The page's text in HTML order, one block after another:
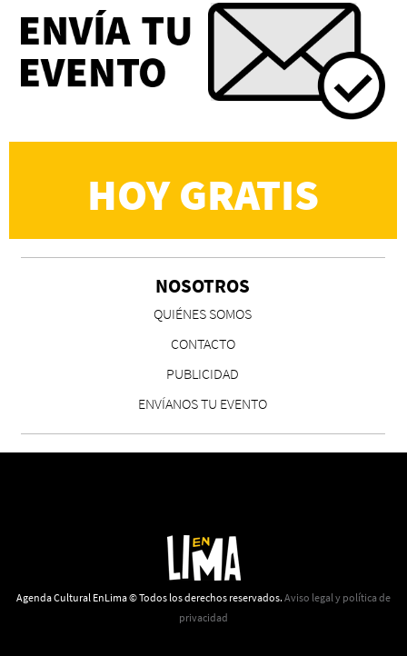
Eva Valero Juan: "Una mirada que construía un
universo donde lo único verdaderamente
importante eran los amigos y la literatura"
Martín Carrasco
CS, de José María Salazar
Invitadxs EnLima
Reseña: Lienzos de Solobones
Marco Yanayaco ...
HOY GRATIS
NOSOTROS
QUIÉNES SOMOS
CONTACTO
PUBLICIDAD
ENVÍANOS TU EVENTO
Agenda Cultural EnLima © Todos los derechos reservados. Aviso legal y política de
privacidad